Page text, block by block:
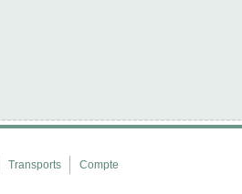
Transports Compte